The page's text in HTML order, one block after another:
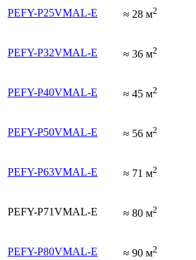
PEFY-P25VMAL-E ≈ 28 м2
PEFY-P32VMAL-E ≈ 36 м2
PEFY-P40VMAL-E ≈ 45 м2
PEFY-P50VMAL-E ≈ 56 м2
PEFY-P63VMAL-E ≈ 71 м2
PEFY-P71VMAL-E ≈ 80 м2
PEFY-P80VMAL-E ≈ 90 м2